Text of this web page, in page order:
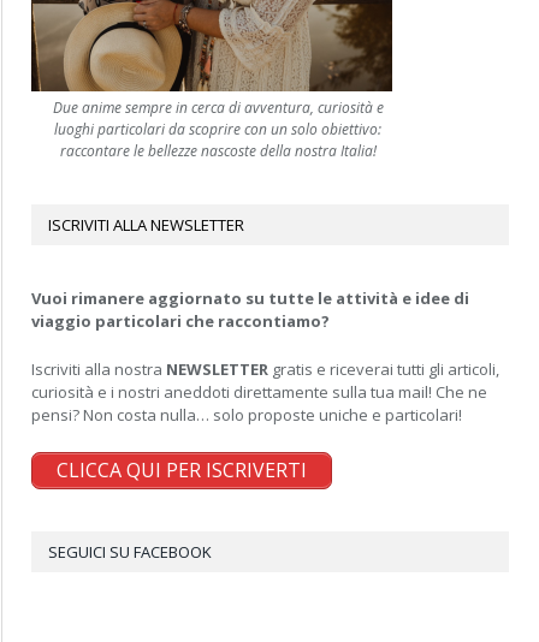
Due anime sempre in cerca di avventura, curiosità e
luoghi particolari da scoprire con un solo obiettivo:
raccontare le bellezze nascoste della nostra Italia!
ISCRIVITI ALLA NEWSLETTER
Vuoi rimanere aggiornato su tutte le attività e idee di
viaggio particolari che raccontiamo?
Iscriviti alla nostra NEWSLETTER gratis e riceverai tutti gli articoli,
curiosità e i nostri aneddoti direttamente sulla tua mail! Che ne
pensi? Non costa nulla… solo proposte uniche e particolari!
CLICCA QUI PER ISCRIVERTI
SEGUICI SU FACEBOOK